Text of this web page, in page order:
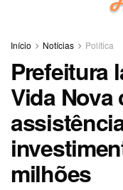
Início Notícias Política
Prefeitura
Vida Nova
milhões